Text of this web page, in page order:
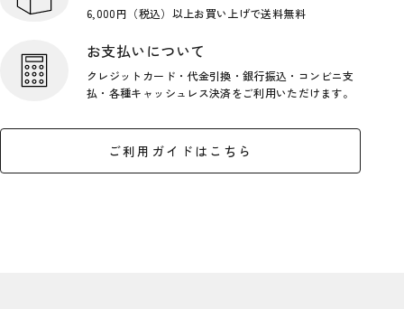
6,000円（税込）以上お買い上げで送料無料
お支払いについて
クレジットカード・代金引換・銀行振込・コンビニ支
払・各種キャッシュレス決済をご利用いただけます。
ご利用ガイドはこちら